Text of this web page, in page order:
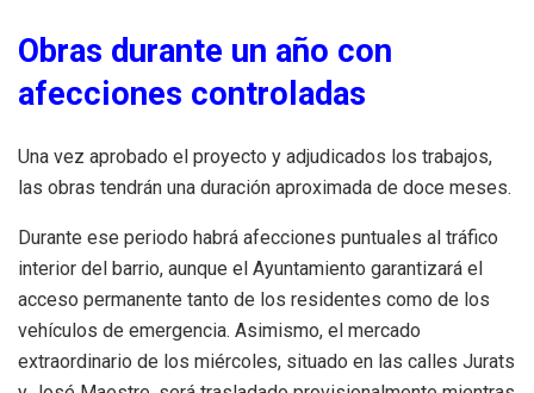
Obras durante un año con
afecciones controladas
Una vez aprobado el proyecto y adjudicados los trabajos,
las obras tendrán una duración aproximada de doce meses.
Durante ese periodo habrá afecciones puntuales al tráfico
interior del barrio, aunque el Ayuntamiento garantizará el
acceso permanente tanto de los residentes como de los
vehículos de emergencia. Asimismo, el mercado
extraordinario de los miércoles, situado en las calles Jurats